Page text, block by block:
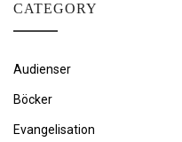
CATEGORY
Audienser
Böcker
Evangelisation